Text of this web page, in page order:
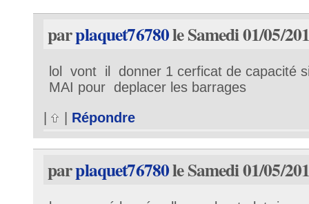
parplaquet76780le Samedi 01/05/
lol vont il donner 1 cerficat de
MAI pour deplacer les barrages
Répondre
parplaquet76780le Samedi 01/05/